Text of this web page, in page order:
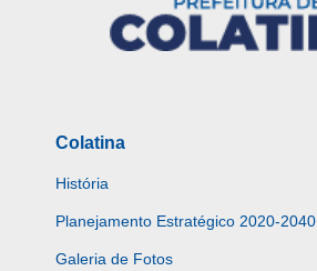
Colatina
História
Planejamento Estratégico 2020-2040
Galeria de Fotos